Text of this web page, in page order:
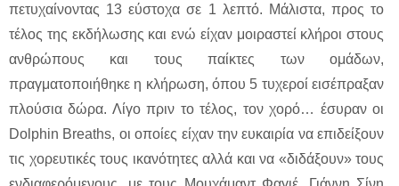
πετυχαίνοντας 13 εύστοχα σε 1 λεπτό. Μάλιστα, προς το
τέλος της εκδήλωσης και ενώ είχαν μοιραστεί κλήροι στους
ανθρώπους και τους παίκτες των ομάδων,
πραγματοποιήθηκε η κλήρωση, όπου 5 τυχεροί εισέπραξαν
πλούσια δώρα. Λίγο πριν το τέλος, τον χορό… έσυραν οι
Dolphin Breaths, οι οποίες είχαν την ευκαιρία να επιδείξουν
τις χορευτικές τους ικανότητες αλλά και να «διδάξουν» τους